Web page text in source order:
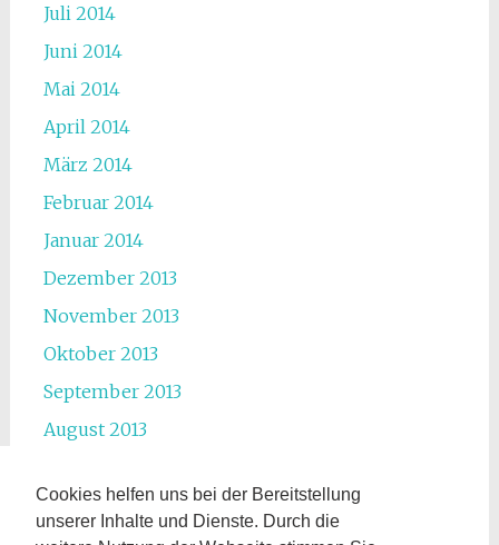
Cookies helfen uns bei der Bereitstellung
unserer Inhalte und Dienste. Durch die
Juli 2014
Juni 2014
Mai 2014
April 2014
März 2014
Februar 2014
Januar 2014
Dezember 2013
November 2013
Oktober 2013
September 2013
August 2013
Juni 2013